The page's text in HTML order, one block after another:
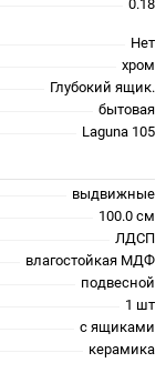
0.18
Нет
хром
Глубокий ящик.
бытовая
Laguna 105
выдвижные
100.0 см
ЛДСП
влагостойкая МДФ
подвесной
1 шт
с ящиками
керамика